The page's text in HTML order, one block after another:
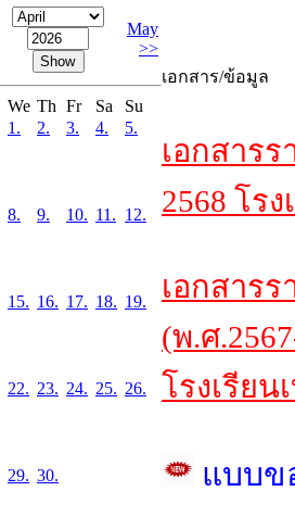
May
>>
We Th Fr Sa
Su
1.
2. 3. 4. 5.
8. 9. 10. 11. 12.
15. 16. 17. 18. 19.
22. 23. 24. 25. 26.
29. 30.
เอกสาร/ข้อมูล
เอกสาร
2568 โร
เอกสาร
(พ.ศ
โรงเรีย
แบบข